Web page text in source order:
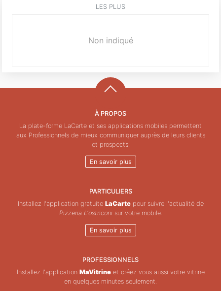
LES PLUS
Non indiqué
À PROPOS
La plate-forme LaCarte et ses applications mobiles permettent
aux Professionnels de mieux communiquer auprès de leurs clients
et prospects.
En savoir plus
PARTICULIERS
Installez l'application gratuite LaCartepour suivre l'actualité de
Pizzeria L'ostriconisur votre mobile.
En savoir plus
PROFESSIONNELS
Installez l'application MaVitrineet créez vous aussi votre vitrine
en quelques minutes seulement.